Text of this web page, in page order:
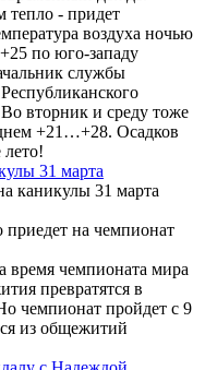
тепло - придет
воздуха ночью
по юго-западу
службы
вторник и среду тоже
+21…+28. Осадков
лето!
31 марта
приедет на чемпионат
время чемпионата мира
превратятся в
чемпионат пройдет с 9
из общежитий